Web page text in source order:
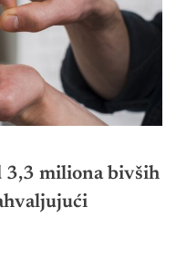
3,3 miliona bivših